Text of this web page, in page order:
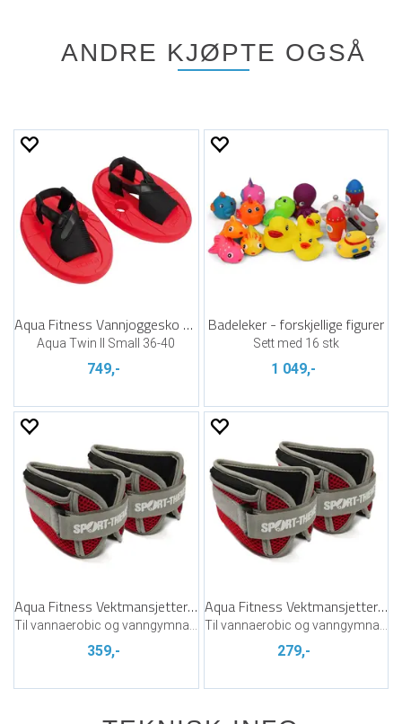
ANDRE KJØPTE OGSÅ
Aqua Fitness Vannjoggesko Beco
Aqua Twin II Small 36-40
749,-
Badeleker - forskjellige figurer
Sett med 16 stk
1 049,-
Aqua Fitness Vektmansjetter 1000 gram
359,-
Aqua Fitness Vektmansjetter 500 gram
279,-